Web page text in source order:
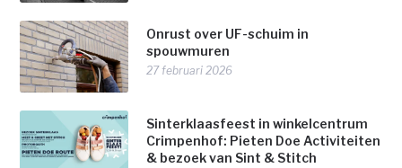
Onrust over UF-schuim in
spouwmuren
27 februari 2026
Sinterklaasfeest in winkelcentrum
Crimpenhof: Pieten Doe Activiteiten
& bezoek van Sint & Stitch